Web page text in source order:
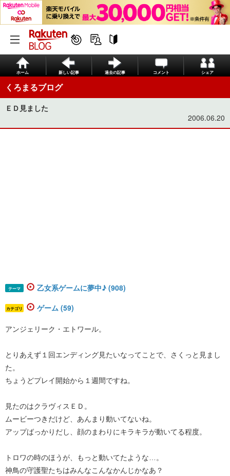
ホーム 新しい記事 過去の記事 コメント シェア
くろまるブログ
ＥＤ見ました
2006.06.20
テーマ 乙女系ゲームに夢中♪ (908)
カテゴリ ゲーム (59)
アンジェリーク・エトワール。
とりあえず１回エンディング見たいなってことで、さくっと見まし
た。
ちょうどプレイ開始から１週間ですね。
見たのはクラヴィスＥＤ。
ムービーつきだけど、あんまり動いてないね。
アップばっかりだし、顔のまわりにキラキラが動いてる程度。
トロワの時のほうが、もっと動いてたような…。
神鳥の守護聖たちはみんなこんなかんじかなあ？